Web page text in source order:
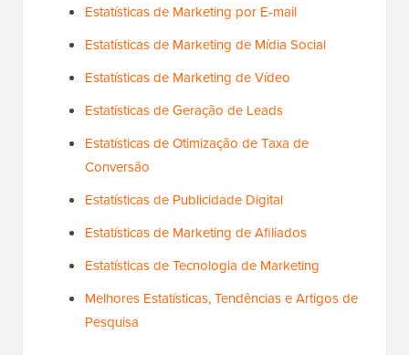
Estatísticas de Marketing por E-mail
Estatísticas de Marketing de Mídia Social
Estatísticas de Marketing de Vídeo
Estatísticas de Geração de Leads
Estatísticas de Otimização de Taxa de
Conversão
Estatísticas de Publicidade Digital
Estatísticas de Marketing de Afiliados
Estatísticas de Tecnologia de Marketing
Melhores Estatísticas, Tendências e Artigos de
Pesquisa